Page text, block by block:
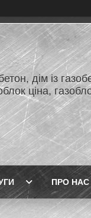
дім із
ціна,
ПРО НАС